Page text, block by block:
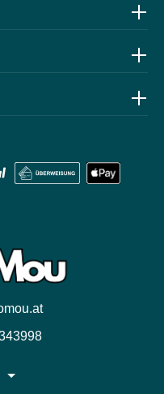
einverstanden.